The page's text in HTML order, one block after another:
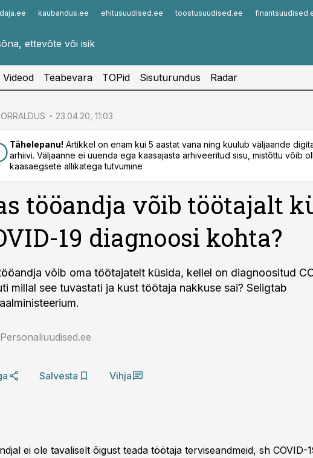
kaubandus.ee ehitusuudised.ee toostusuudised.ee
Infopank
Videod Teabevara TOPid Sisuturundus Radar
23.04.20, 11:03
Tähelepanu! Artikkel on enam kui 5 aastat vana ning kuulub väljaande
arhiivi. Väljaanne ei uuenda ega kaasajasta arhiveeritud sisu, mistõttu võib
kaasaegsete allikatega tutvumine
tööandja võib töötajalt
19 diagnoosi kohta?
võib oma töötajatelt küsida, kellel on diagnoositud
millal see tuvastati ja kust töötaja nakkuse sai? Seligtab
Personaliuudised.ee
Salvesta Vihja
ei ole tavaliselt õigust teada töötaja terviseandmeid, sh COVID-